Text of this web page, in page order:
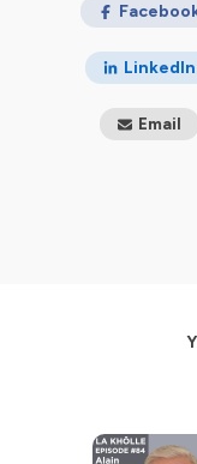
s’inscrivant dans
Hébergé par
LinkedIn
Email